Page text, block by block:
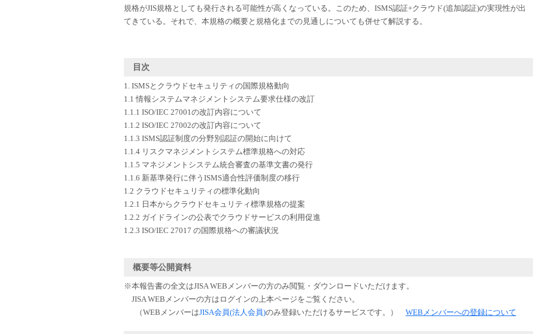
規格がJIS規格としても発行される可能性が高くなっている。このため、ISMS認証+クラウド(追加認証)の実現性が出
てきている。それで、本規格の概要と規格化までの見通しについても併せて解説する。
目次
1. ISMSとクラウドセキュリティの国際規格動向
1.1 情報システムマネジメントシステム要求仕様の改訂
1.1.1 ISO/IEC 27001の改訂内容について
1.1.2 ISO/IEC 27002の改訂内容について
1.1.3 ISMS認証制度の分野別認証の開始に向けて
1.1.4 リスクマネジメントシステム標準規格への対応
1.1.5 マネジメントシステム統合審査の基準文書の発行
1.1.6 新基準発行に伴うISMS適合性評価制度の移行
1.2 クラウドセキュリティの標準化動向
1.2.1 日本からクラウドセキュリティ標準規格の提案
1.2.2 ガイドラインの公表でクラウドサービスの利用促進
1.2.3 ISO/IEC 27017 の国際規格への審議状況
概要等公開資料
※本報告書の全文はJISA WEBメンバーの方のみ閲覧・ダウンロードいただけます。
JISA WEBメンバーの方はログインの上本ページをご覧ください。
（WEBメンバーはJISA会員(法人会員)のみ登録いただけるサービスです。） WEBメンバーへの登録について